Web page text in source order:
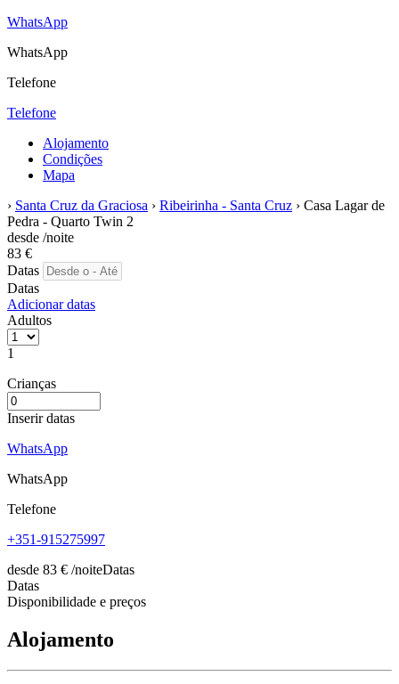
WhatsApp
WhatsApp
Telefone
Telefone
Alojamento
Condições
Mapa
› Santa Cruz da Graciosa › Ribeirinha - Santa Cruz › Casa Lagar de
Pedra - Quarto Twin 2
desde /noite
83 €
Datas
Datas
Adicionar datas
Adultos
1
Crianças
Inserir datas
WhatsApp
WhatsApp
Telefone
+351-915275997
desde 83 € /noiteDatas
Datas
Disponibilidade e preços
Alojamento